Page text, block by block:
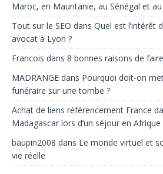
Maroc, en Mauritanie, au Sénégal et
Tout sur le SEO dans Quel est l’intérêt
avocat à Lyon ?
Francois dans 8 bonnes raisons de
MADRANGE dans Pourquoi doit-on
funéraire sur une tombe ?
Achat de liens référencement France
Madagascar lors d’un séjour en
baupin2008 dans Le monde virtuel et
vie réelle